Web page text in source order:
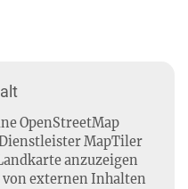
OpenStreetMap
MapTiler
anzuzeigen
von externen Inhalten